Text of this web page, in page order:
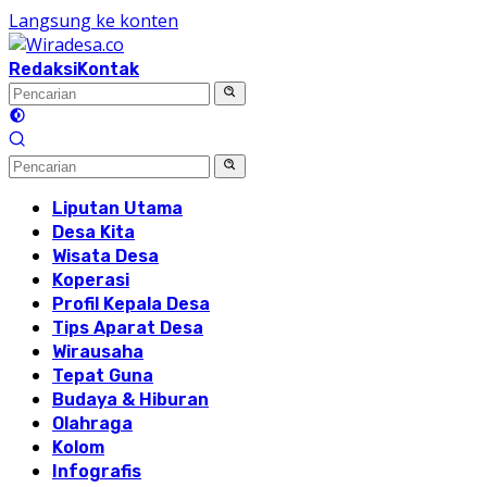
Langsung ke konten
RedaksiKontak
Liputan Utama
Desa Kita
Wisata Desa
Koperasi
Profil Kepala Desa
Tips Aparat Desa
Wirausaha
Tepat Guna
Budaya & Hiburan
Olahraga
Kolom
Infografis